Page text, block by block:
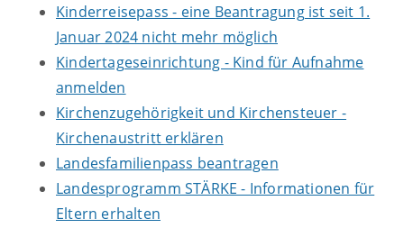
Kinderreisepass - eine Beantragung ist seit 1.
Januar 2024 nicht mehr möglich
Kindertageseinrichtung - Kind für Aufnahme
anmelden
Kirchenzugehörigkeit und Kirchensteuer -
Kirchenaustritt erklären
Landesfamilienpass beantragen
Landesprogramm STÄRKE - Informationen für
Eltern erhalten